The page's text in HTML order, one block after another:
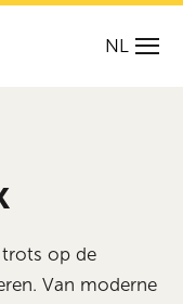
NL
op de
Van moderne